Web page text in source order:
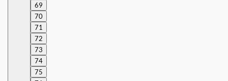
69
70
71
72
73
74
75